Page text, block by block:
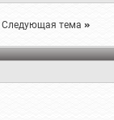
Следующая тема »